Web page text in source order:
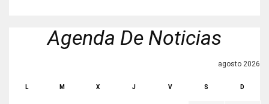
Agenda De Noticias
agosto 2026
L M X J V S D